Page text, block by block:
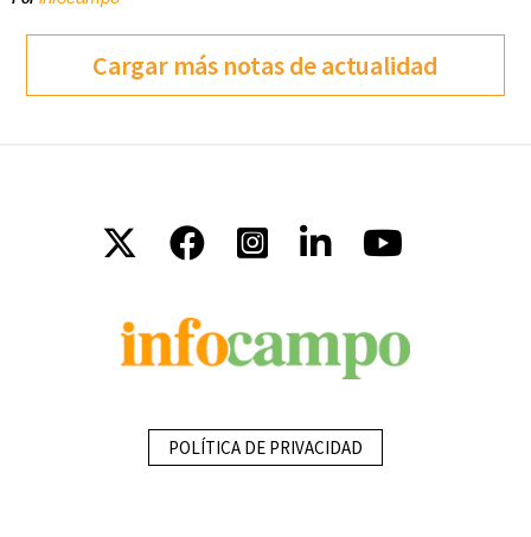
Cargar más notas de actualidad
POLÍTICA DE PRIVACIDAD